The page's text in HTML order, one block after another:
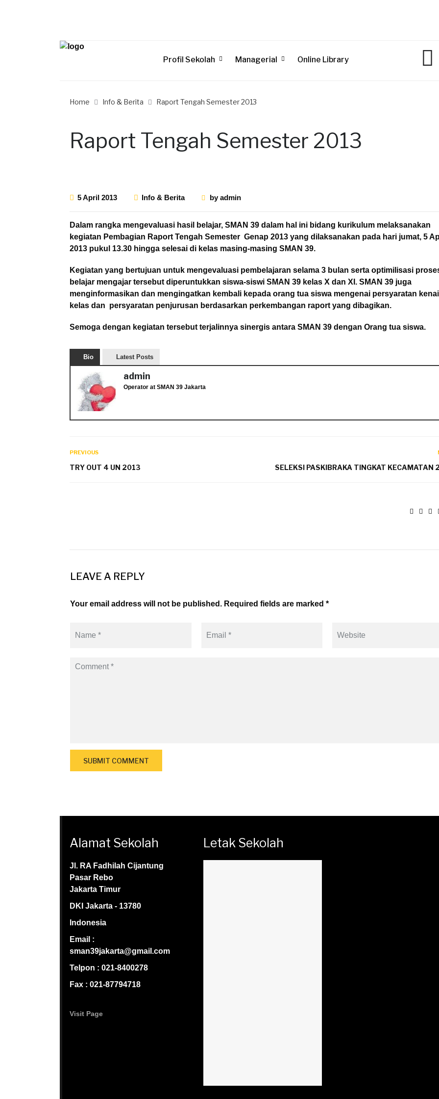
Profil Sekolah Managerial Online Library
Home Info & Berita Raport Tengah Semester 2013
Raport Tengah Semester 2013
5 April 2013 Info & Berita byadmin
Dalam rangka mengevaluasi hasil belajar, SMAN 39 dalam hal ini bidang kurikulum melaksanakan
kegiatan Pembagian Raport Tengah Semester Genap 2013 yang dilaksanakan pada hari jumat, 5
2013 pukul 13.30 hingga selesai di kelas masing-masing SMAN 39.
Kegiatan yang bertujuan untuk mengevaluasi pembelajaran selama 3 bulan serta optimilisasi
belajar mengajar tersebut diperuntukkan siswa-siswi SMAN 39 kelas X dan XI. SMAN 39 juga
menginformasikan dan mengingatkan kembali kepada orang tua siswa mengenai persyaratan
kelas dan persyaratan penjurusan berdasarkan perkembangan raport yang dibagikan.
Semoga dengan kegiatan tersebut terjalinnya sinergis antara SMAN 39 dengan Orang tua siswa.
Bio Latest Posts
admin
Operator at SMAN 39 Jakarta
PREVIOUS
TRY OUT 4 UN 2013 SELEKSI PASKIBRAKA TINGKAT KECAMATAN
LEAVE A REPLY
Your email address will not be published. Required fields are marked *
Alamat Sekolah
Jl. RA Fadhilah Cijantung
Pasar Rebo
Jakarta Timur
DKI Jakarta - 13780
Indonesia
Email :
sman39jakarta@gmail.com
Telpon : 021-8400278
Fax : 021-87794718
Visit Page
Letak Sekolah